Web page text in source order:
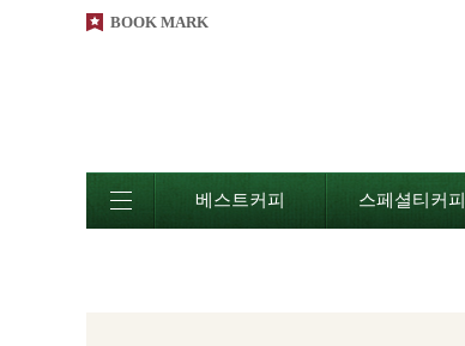
BOOK MARK
베스트커피 스페셜티커피